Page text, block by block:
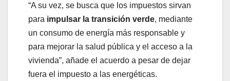
“A su vez, se busca que los impuestos sirvan
para impulsar la transición verde, mediante
un consumo de energía más responsable y
para mejorar la salud pública y el acceso a la
vivienda”, añade el acuerdo a pesar de dejar
fuera el impuesto a las energéticas.